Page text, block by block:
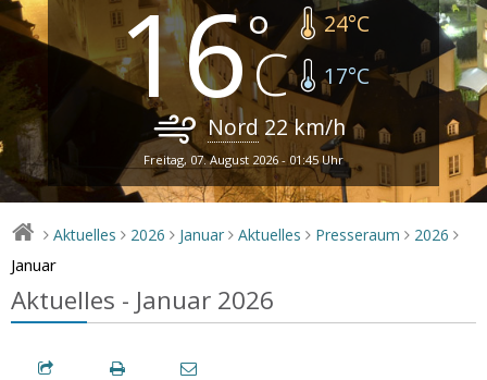
16 24°C
17°C
Nord 22km/h
Freitag, 07. August 2026 - 01:45 Uhr
> Aktuelles > 2026 > Januar > Aktuelles > Presseraum > 2026 >
Januar
Aktuelles - Januar 2026